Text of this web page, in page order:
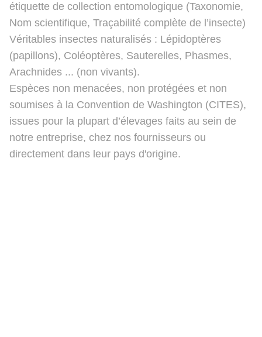
étiquette de collection entomologique (Taxonomie,
Nom scientifique, Traçabilité complète de l’insecte)
Véritables insectes naturalisés : Lépidoptères
(papillons), Coléoptères, Sauterelles, Phasmes,
Arachnides ... (non vivants).
Espèces non menacées, non protégées et non
soumises à la Convention de Washington (CITES),
issues pour la plupart d’élevages faits au sein de
notre entreprise, chez nos fournisseurs ou
directement dans leur pays d'origine.